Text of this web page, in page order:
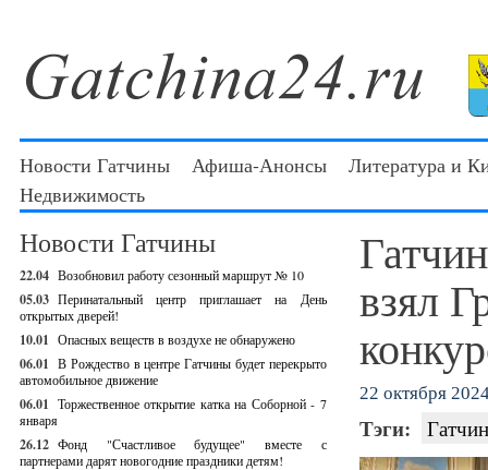
Новости Гатчины Афиша-Анонсы
Литература и
Недвижимость
Новости Гатчины
22.04 Возобновил работу сезонный маршрут № 10
05.03 Перинатальный центр приглашает на День
открытых дверей!
10.01 Опасных веществ в воздухе не обнаружено
06.01 В Рождество в центре Гатчины будет перекрыто
автомобильное движение
06.01 Торжественное открытие катка на Соборной - 7
января
26.12 Фонд "Счастливое будущее" вместе с
партнерами дарят новогодние праздники детям!
взял
22 октября
Тэги: